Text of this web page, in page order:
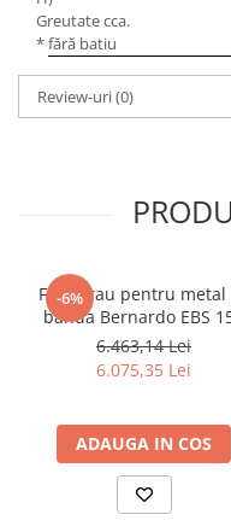
Greutate cca.
* fără batiu
Review-uri(0)
-6%
Ferastrau pentru metal
banda Bernardo EBS
GC
6.463,14 Lei
6.075,35 Lei
ADAUGA IN COS